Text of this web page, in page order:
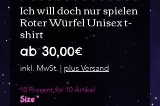
Ich will doch nur spielen
Roter Würfel Unisex t-
shirt
ab30,00€Sale-
Preis
inkl. MwSt. | plus Versand
10 Prozent für 10 Artikel
Size*